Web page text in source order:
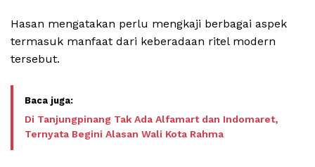
Hasan mengatakan perlu mengkaji berbagai aspek
termasuk manfaat dari keberadaan ritel modern
tersebut.
Di Tanjungpinang Tak Ada Alfamart dan Indomaret,
Ternyata Begini Alasan Wali Kota Rahma